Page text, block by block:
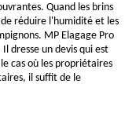
Quand les brins
réduire l'humidité et les
MP Elagage Pro
dresse un devis qui est
cas où les propriétaires
il suffit de le